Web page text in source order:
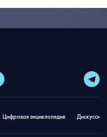
Цифровая энциклопедия